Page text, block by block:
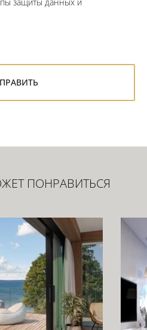
защиты данных и
ПОНРАВИТЬСЯ